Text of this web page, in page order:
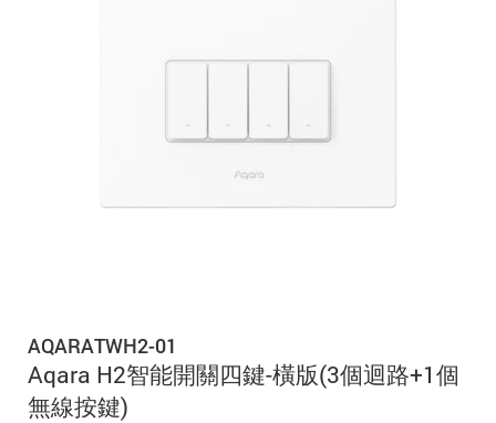
AQARATWH2-01
Aqara H2智能開關四鍵-橫版(3個迴路+1個
無線按鍵)
追蹤我的訂單
加入 JARVIS VIP